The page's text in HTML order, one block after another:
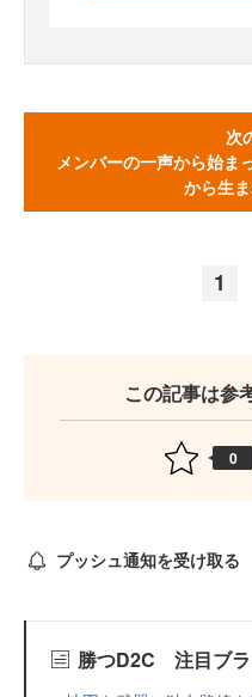
次
メンバーの一声から始
から生
1
この記事は参
0
プッシュ通知を受け取る
勝つD2C 注目ブラ